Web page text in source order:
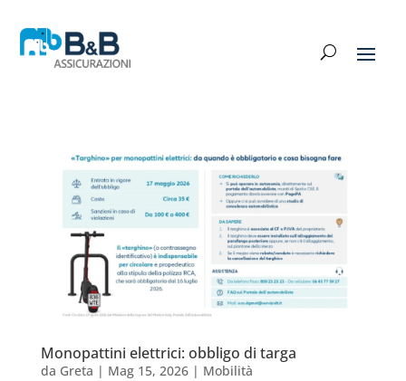
Monopattini elettrici: obbligo di targa
da Greta | Mag 15, 2026| Mobilità